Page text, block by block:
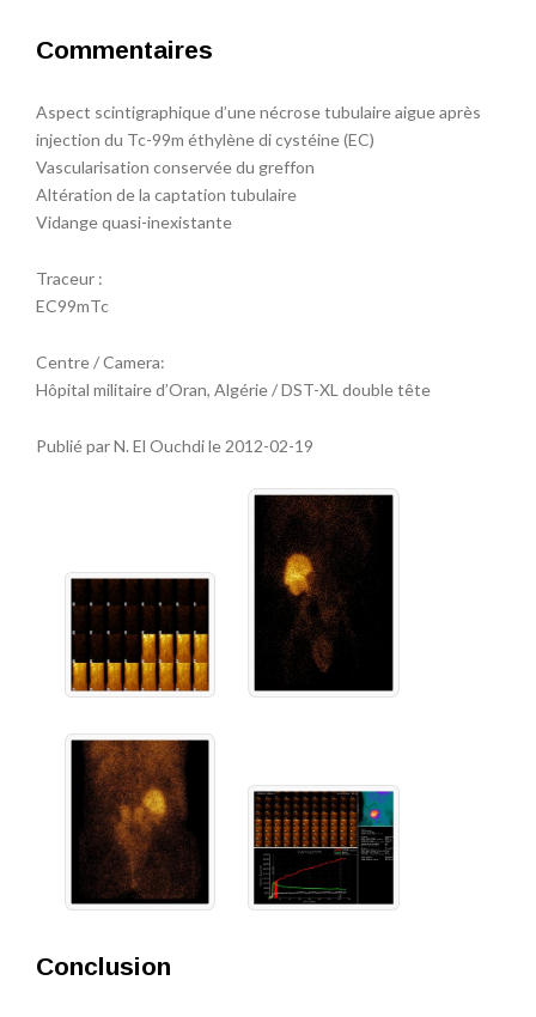
Commentaires
Aspect scintigraphique d’une nécrose tubulaire aigue après
injection du Tc-99m éthylène di cystéine (EC)
Vascularisation conservée du greffon
Altération de la captation tubulaire
Vidange quasi-inexistante
Traceur :
EC99mTc
Centre / Camera:
Hôpital militaire d’Oran, Algérie / DST-XL double tête
Publié par N. El Ouchdi le 2012-02-19
Conclusion